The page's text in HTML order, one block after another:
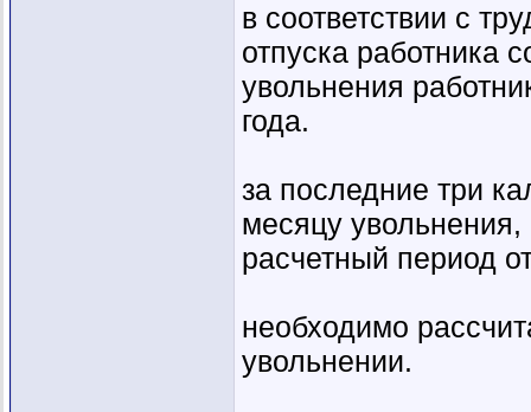
в соответствии с
отпуска работника
увольнения
года.
за последние три
месяцу
расчетный период
необходимо
увольнении.